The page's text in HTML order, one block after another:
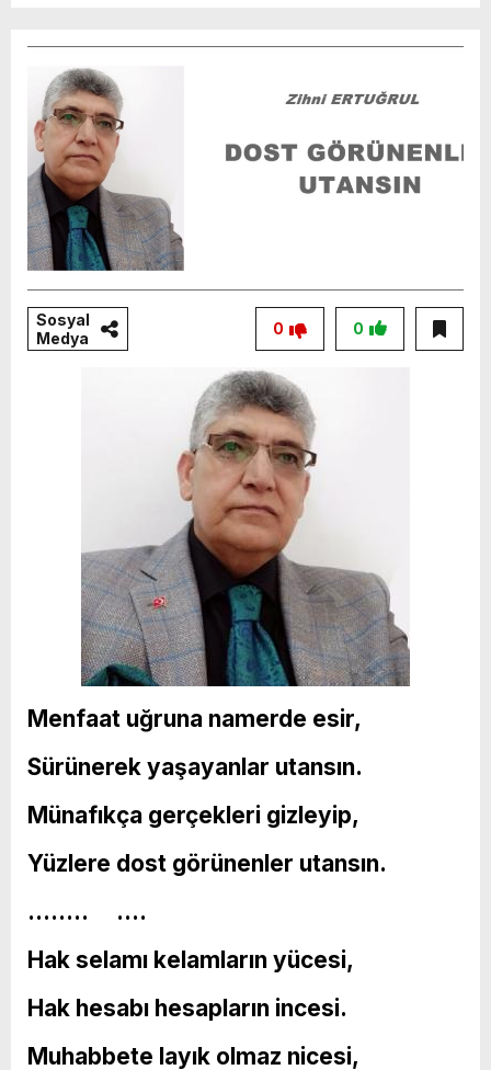
Sosyal
Medya
0
0
Menfaat uğruna namerde esir,
Sürünerek yaşayanlar utansın.
Münafıkça gerçekleri gizleyip,
Yüzlere dost görünenler utansın.
…….. ….
Hak selamı kelamların yücesi,
Hak hesabı hesapların incesi.
Muhabbete layık olmaz nicesi,